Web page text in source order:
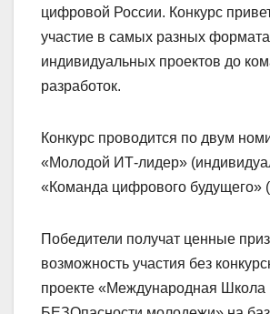
цифровой России. Конкурс
участие в самых разных
индивидуальных проектов до
разработок.
Конкурс проводится по двум
«Молодой ИТ-лидер»
«Команда цифрового будущего»
Победители получат ценные
возможность участия без
проекте «Международная Школа